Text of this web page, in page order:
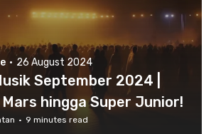
· 26 August 2024
September 2024 |
hingga Super Junior!
· 9 minutes read